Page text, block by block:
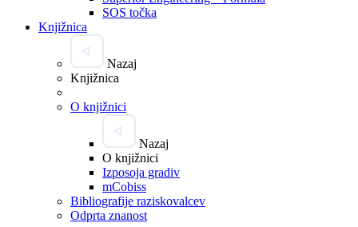
SOS točka
Knjižnica
Nazaj
Knjižnica
O knjižnici
Nazaj
O knjižnici
Izposoja gradiv
mCobiss
Bibliografije raziskovalcev
Odprta znanost